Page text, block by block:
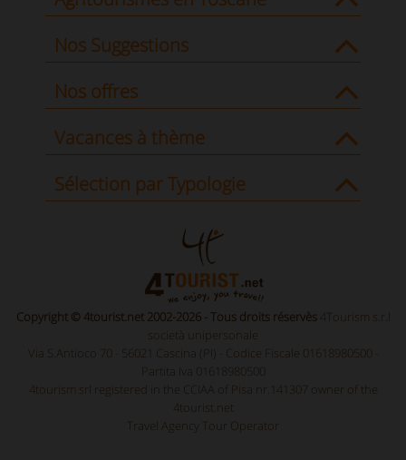
Nos Suggestions
Nos offres
Vacances à thème
Sélection par Typologie
Copyright © 4tourist.net 2002-2026 - Tous droits réservès 4Tourism s.r.l
società unipersonale
Via S.Antioco 70 - 56021 Cascina (PI) - Codice Fiscale 01618980500 -
Partita Iva 01618980500
4tourism srl registered in the CCIAA of Pisa nr.141307 owner of the
4tourist.net
Travel Agency Tour Operator